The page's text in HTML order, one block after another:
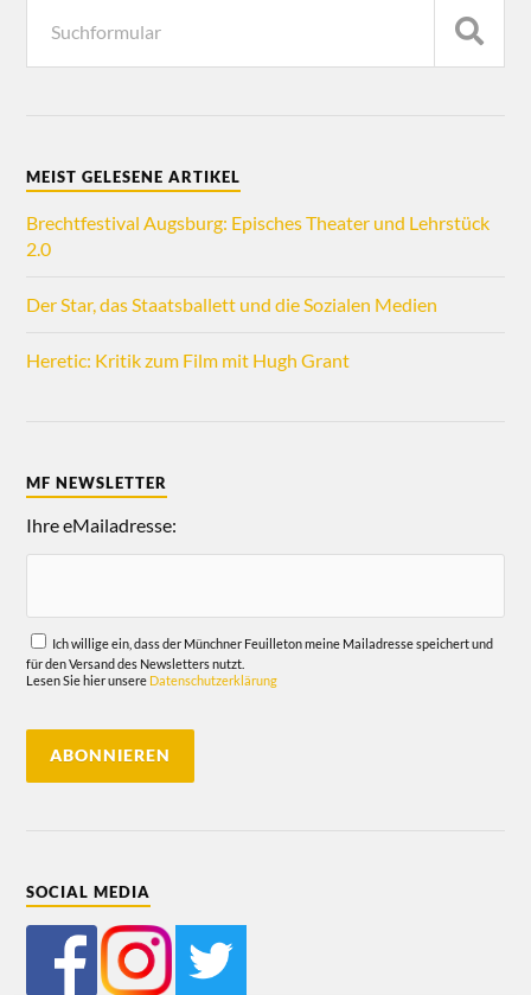
MEIST GELESENE ARTIKEL
Brechtfestival Augsburg: Episches Theater und Lehrstück
2.0
Der Star, das Staatsballett und die Sozialen Medien
Heretic: Kritik zum Film mit Hugh Grant
MF NEWSLETTER
Ihre eMailadresse:
Ich willige ein, dass der Münchner Feuilleton meine Mailadresse speichert und
für den Versand des Newsletters nutzt.
Lesen Sie hier unsere Datenschutzerklärung
SOCIAL MEDIA